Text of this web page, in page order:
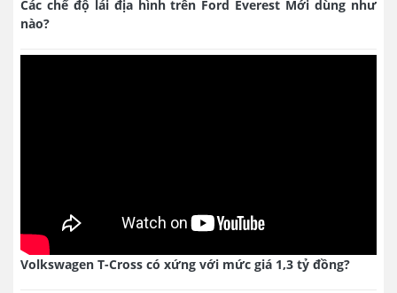
Các chế độ lái địa hình trên Ford Everest Mới dùng như
nào?
Volkswagen T-Cross có xứng với mức giá 1,3 tỷ đồng?